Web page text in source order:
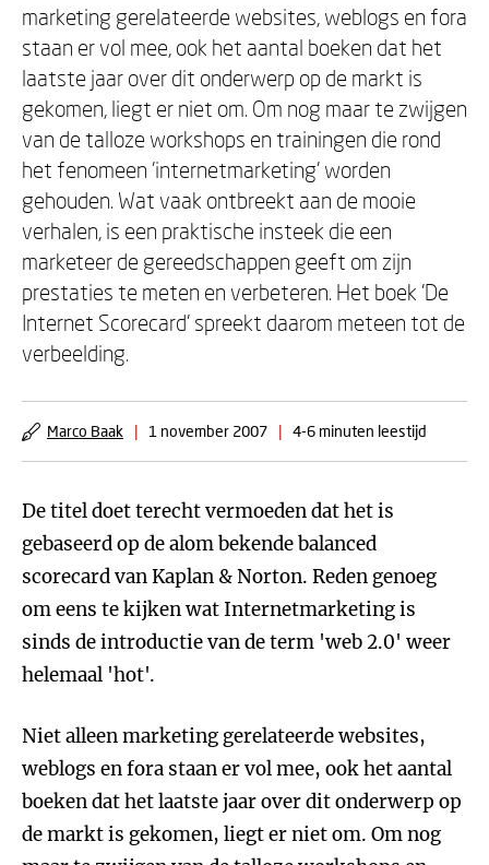
marketing gerelateerde websites, weblogs en fora
staan er vol mee, ook het aantal boeken dat het
laatste jaar over dit onderwerp op de markt is
gekomen, liegt er niet om. Om nog maar te zwijgen
van de talloze workshops en trainingen die rond
het fenomeen 'internetmarketing' worden
gehouden. Wat vaak ontbreekt aan de mooie
verhalen, is een praktische insteek die een
marketeer de gereedschappen geeft om zijn
prestaties te meten en verbeteren. Het boek 'De
Internet Scorecard' spreekt daarom meteen tot de
verbeelding.
Marco Baak | 1 november 2007 | 4-6 minuten leestijd
De titel doet terecht vermoeden dat het is
gebaseerd op de alom bekende balanced
scorecard van Kaplan & Norton. Reden genoeg
om eens te kijken wat Internetmarketing is
sinds de introductie van de term 'web 2.0' weer
helemaal 'hot'.
Niet alleen marketing gerelateerde websites,
weblogs en fora staan er vol mee, ook het aantal
boeken dat het laatste jaar over dit onderwerp op
de markt is gekomen, liegt er niet om. Om nog